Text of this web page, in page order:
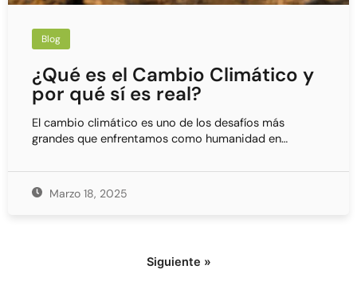
Blog
¿Qué es el Cambio Climático y
por qué sí es real?
El cambio climático es uno de los desafíos más
grandes que enfrentamos como humanidad en…
Marzo 18, 2025
Siguiente »